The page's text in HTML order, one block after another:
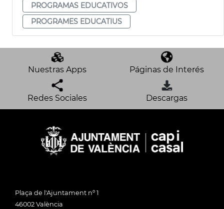
PROGRAMAS EDUCATIVOS
PROGRAMES EDUCATIUS
Nuestras Apps Páginas de Interés
Redes Sociales Descargas
Plaça de l'Ajuntament nº 1
46002 València